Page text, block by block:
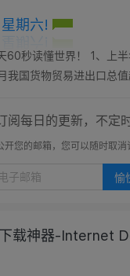
期六!
秒读懂世界！ 1、上
国货物贸易进出口总
阅每日的更新，不定
开您的邮箱，您可以随时取消
载神器-Internet